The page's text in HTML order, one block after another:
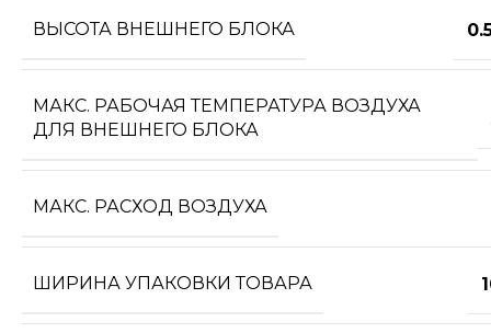
ВЫСОТА ВНЕШНЕГО БЛОКА
МАКС. РАБОЧАЯ ТЕМПЕРАТУРА ВОЗДУХА
ДЛЯ ВНЕШНЕГО БЛОКА
МАКС. РАСХОД ВОЗДУХА
ШИРИНА УПАКОВКИ ТОВАРА